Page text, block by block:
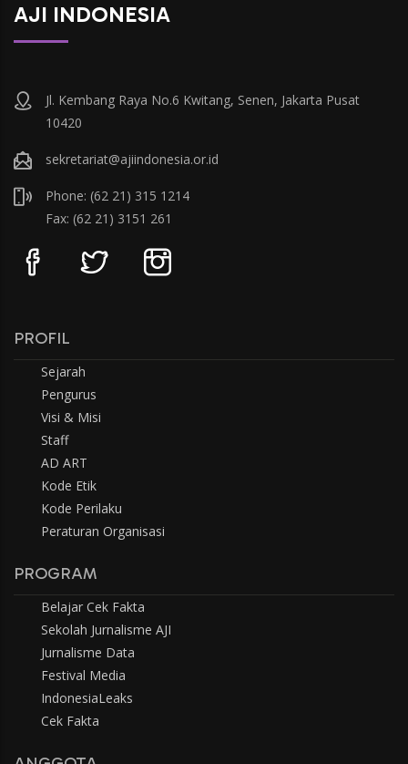
AJI INDONESIA
Jl. Kembang Raya No.6 Kwitang, Senen, Jakarta Pusat
10420
sekretariat@ajiindonesia.or.id
Phone: (62 21) 315 1214
Fax: (62 21) 3151 261
PROFIL
Sejarah
Pengurus
Visi & Misi
Staff
AD ART
Kode Etik
Kode Perilaku
Peraturan Organisasi
PROGRAM
Belajar Cek Fakta
Sekolah Jurnalisme AJI
Jurnalisme Data
Festival Media
IndonesiaLeaks
Cek Fakta